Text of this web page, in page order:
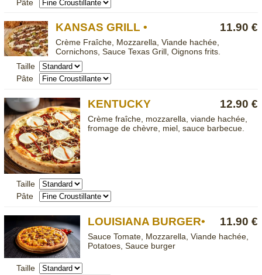
Pâte
11.90 €
KANSAS GRILL •
Crème Fraîche, Mozzarella, Viande hachée,
Cornichons, Sauce Texas Grill, Oignons frits.
Taille
Pâte
12.90 €
KENTUCKY
Crème fraîche, mozzarella, viande hachée,
fromage de chèvre, miel, sauce barbecue.
Taille
Pâte
11.90 €
LOUISIANA BURGER•
Sauce Tomate, Mozzarella, Viande hachée,
Potatoes, Sauce burger
Taille